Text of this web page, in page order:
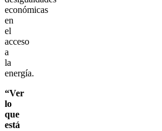
económicas
en
el
acceso
a
la
energía.
“Ver
lo
que
está